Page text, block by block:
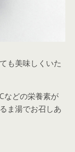
も美味しくいた
などの栄養素が
ま湯でお召しあ